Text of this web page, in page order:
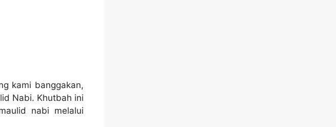
kami banggakan,
Nabi. Khutbah ini
nabi melalui